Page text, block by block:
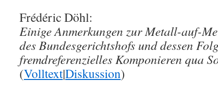
Frédéric Döhl:
Einige Anmerkungen zur Metall-auf-
des Bundesgerichtshofs und dessen
fremdreferenzielles Komponieren qua
(Volltext|Diskussion)